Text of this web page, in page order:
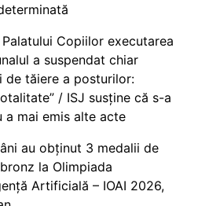
Copiilor executarea
a suspendat chiar
de tăiere a posturilor:
/ ISJ susține că s-a
mai emis alte acte
au obținut 3 medalii de
la Olimpiada
Artificială – IOAI 2026,